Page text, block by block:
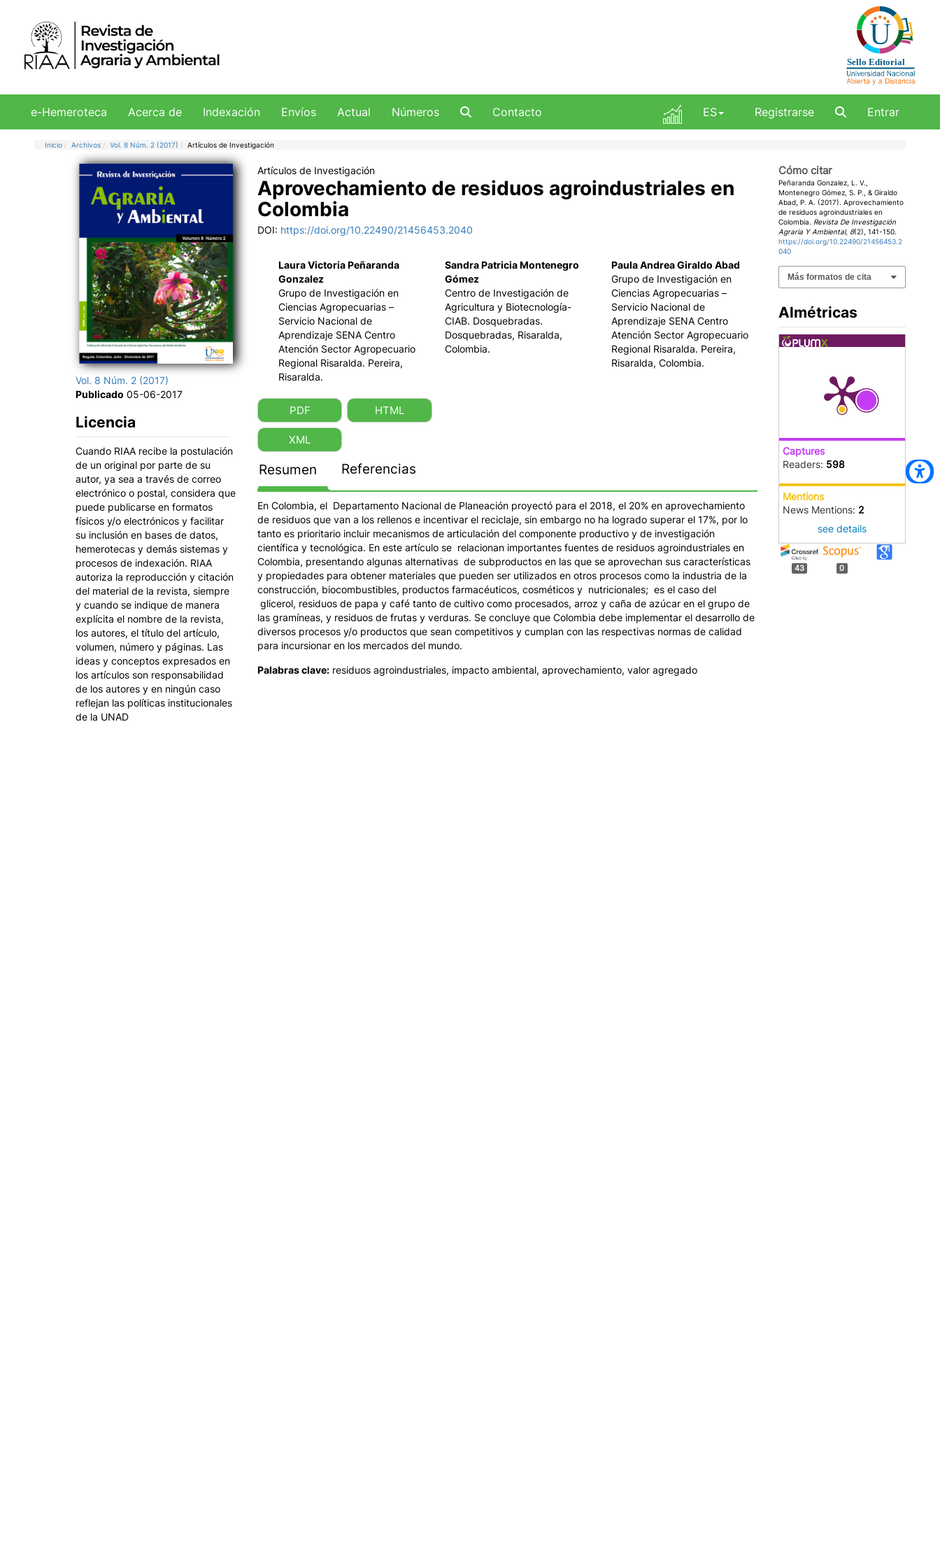
e-Hemeroteca Acerca de Indexación Envíos Actual Números Contacto ES Registrarse Entrar
Inicio Archivos Vol. 8 Núm. 2 (2017) Artículos de Investigación
Vol. 8 Núm. 2 (2017)
Publicado 05-06-2017
Licencia
Cuando RIAA recibe la postulación
de un original por parte de su
autor, ya sea a través de correo
electrónico o postal, considera que
puede publicarse en formatos
físicos y/o electrónicos y facilitar
su inclusión en bases de datos,
hemerotecas y demás sistemas y
procesos de indexación. RIAA
autoriza la reproducción y citación
del material de la revista, siempre
y cuando se indique de manera
explícita el nombre de la revista,
los autores, el título del artículo,
volumen, número y páginas. Las
ideas y conceptos expresados en
los artículos son responsabilidad
de los autores y en ningún caso
reflejan las políticas institucionales
de la UNAD
Artículos de Investigación
Aprovechamiento de residuos agroindustriales en
Colombia
DOI: https://doi.org/10.22490/21456453.2040
Laura Victoria Peñaranda
Gonzalez
Grupo de Investigación en
Ciencias Agropecuarias –
Servicio Nacional de
Aprendizaje SENA Centro
Atención Sector Agropecuario
Regional Risaralda. Pereira,
Risaralda.
Sandra Patricia Montenegro
Gómez
Centro de Investigación de
Agricultura y Biotecnología-
CIAB. Dosquebradas.
Dosquebradas, Risaralda,
Colombia.
Paula Andrea Giraldo Abad
Grupo de Investigación en
Ciencias Agropecuarias –
Servicio Nacional de
Aprendizaje SENA Centro
Atención Sector Agropecuario
Regional Risaralda. Pereira,
Risaralda, Colombia.
PDF HTML
XML
Resumen Referencias
En Colombia, el Departamento Nacional de Planeación proyectó para el 2018, el 20% en aprovechamiento
de residuos que van a los rellenos e incentivar el reciclaje, sin embargo no ha logrado superar el 17%, por lo
tanto es prioritario incluir mecanismos de articulación del componente productivo y de investigación
científica y tecnológica. En este artículo se relacionan importantes fuentes de residuos agroindustriales en
Colombia, presentando algunas alternativas de subproductos en las que se aprovechan sus características
y propiedades para obtener materiales que pueden ser utilizados en otros procesos como la industria de la
construcción, biocombustibles, productos farmacéuticos, cosméticos y nutricionales; es el caso del
glicerol, residuos de papa y café tanto de cultivo como procesados, arroz y caña de azúcar en el grupo de
las gramíneas, y residuos de frutas y verduras. Se concluye que Colombia debe implementar el desarrollo de
diversos procesos y/o productos que sean competitivos y cumplan con las respectivas normas de calidad
para incursionar en los mercados del mundo.
Palabras clave:residuos agroindustriales, impacto ambiental, aprovechamiento, valor agregado
Cómo citar
Peñaranda Gonzalez, L. V.,
Montenegro Gómez, S. P., & Giraldo
Abad, P. A. (2017). Aprovechamiento
de residuos agroindustriales en
Colombia. Revista De Investigación
Agraria Y Ambiental, 8(2), 141-150.
https://doi.org/10.22490/21456453.2
040
Más formatos de cita
Almétricas
Captures
Readers: 598
Mentions
News Mentions: 2
see details
43 0